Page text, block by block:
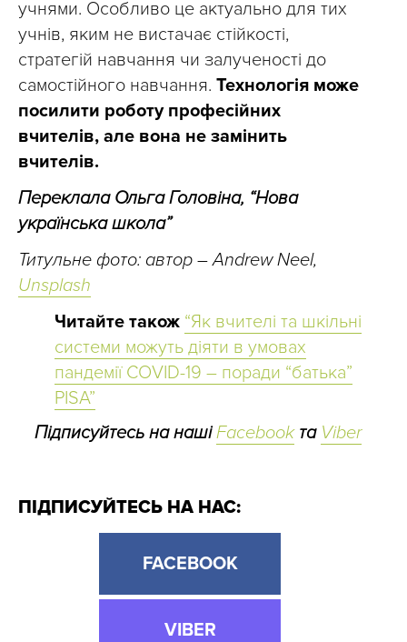
учнями. Особливо це актуально для тих
учнів, яким не вистачає стійкості,
стратегій навчання чи залученості до
самостійного навчання. Технологія може
посилити роботу професійних
вчителів, але вона не замінить
вчителів.
Переклала Ольга Головіна, “Нова
українська школа”
Титульне фото: автор – Andrew Neel,
Unsplash
Читайте також “Як вчителі та шкільні
системи можуть діяти в умовах
пандемії COVID-19 – поради “батька”
PISA”
Підписуйтесь на нашіFacebookта Viber
ПІДПИСУЙТЕСЬ НА НАС:
FACEBOOK
VIBER